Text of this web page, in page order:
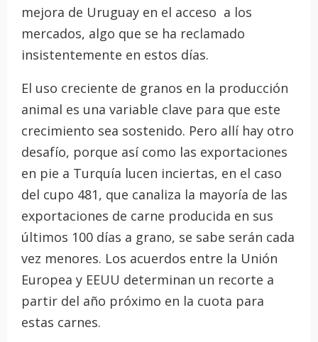
mejora de Uruguay en el acceso a los
mercados, algo que se ha reclamado
insistentemente en estos días.
El uso creciente de granos en la producción
animal es una variable clave para que este
crecimiento sea sostenido. Pero allí hay otro
desafío, porque así como las exportaciones
en pie a Turquía lucen inciertas, en el caso
del cupo 481, que canaliza la mayoría de las
exportaciones de carne producida en sus
últimos 100 días a grano, se sabe serán cada
vez menores. Los acuerdos entre la Unión
Europea y EEUU determinan un recorte a
partir del año próximo en la cuota para
estas carnes.